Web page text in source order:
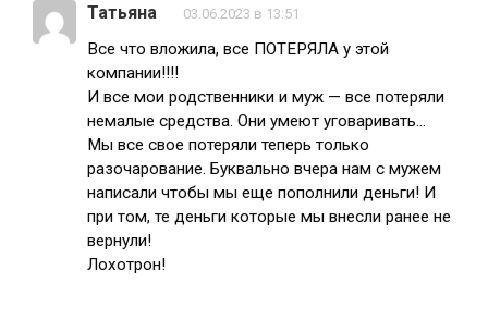
Татьяна 03.06.2023 в 13:51
Все что вложила, все ПОТЕРЯЛА у этой
компании!!!!
И все мои родственники и муж — все потеряли
немалые средства. Они умеют уговаривать…
Мы все свое потеряли теперь только
разочарование. Буквально вчера нам с мужем
написали чтобы мы еще пополнили деньги! И
при том, те деньги которые мы внесли ранее не
вернули!
Лохотрон!